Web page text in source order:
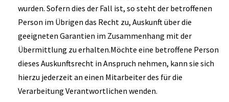
wurden. Sofern dies der Fall ist, so steht der betroffenen
Person im Übrigen das Recht zu, Auskunft über die
geeigneten Garantien im Zusammenhang mit der
Übermittlung zu erhalten.Möchte eine betroffene Person
dieses Auskunftsrecht in Anspruch nehmen, kann sie sich
hierzu jederzeit an einen Mitarbeiter des für die
Verarbeitung Verantwortlichen wenden.